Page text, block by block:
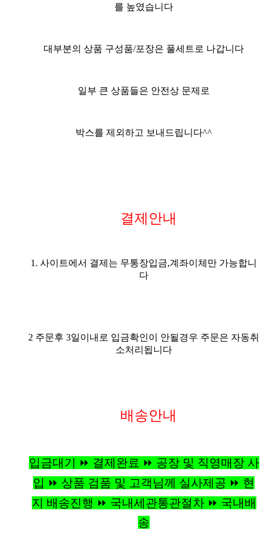
를 높였습니다
대부분의 상품 구성품/포장은 풀세트로 나갑니다
일부 큰 상품들은 안전상 문제로
박스를 제외하고 보내드립니다^^
결제안내
1. 사이트에서 결제는 무통장입금,계좌이체만 가능합니
다
2 주문후 3일이내로 입금확인이 안될경우 주문은 자동취
소처리됩니다
배송안내
입금대기 ⏩ 결제완료 ⏩ 공장 및 직영매장 사
입 ⏩ 상품 검품 및 고객님께 실사제공 ⏩ 현
지 배송진행 ⏩ 국내세관통관절차 ⏩ 국내배
송